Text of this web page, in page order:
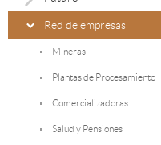
Red de empresas
Mineras
Plantas de Procesamiento
Comercializadoras
Salud y Pensiones